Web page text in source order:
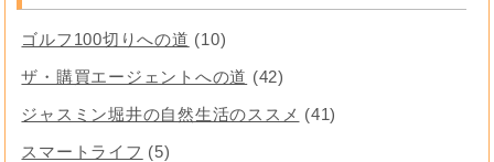
ゴルフ100切りへの道 (10)
ザ・購買エージェントへの道 (42)
ジャスミン堀井の自然生活のススメ (41)
スマートライフ (5)